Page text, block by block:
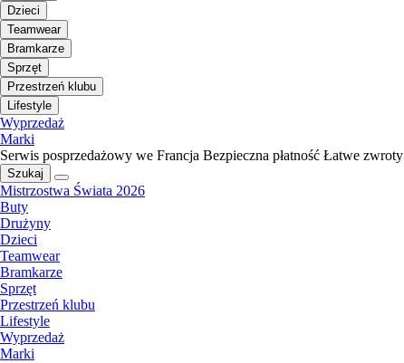
Dzieci
Teamwear
Bramkarze
Sprzęt
Przestrzeń klubu
Lifestyle
Wyprzedaż
Marki
Serwis posprzedażowy we Francja Bezpieczna płatność Łatwe zwroty
Szukaj
Mistrzostwa Świata 2026
Buty
Drużyny
Dzieci
Teamwear
Bramkarze
Sprzęt
Przestrzeń klubu
Lifestyle
Wyprzedaż
Marki